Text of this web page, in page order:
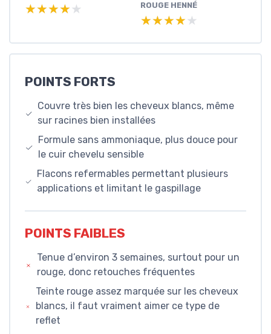
★★★★★
★★★★★
ROUGE HENNÉ
★★★★★
★★★★★
POINTS FORTS
Couvre très bien les cheveux blancs, même
sur racines bien installées
Formule sans ammoniaque, plus douce pour
le cuir chevelu sensible
Flacons refermables permettant plusieurs
applications et limitant le gaspillage
POINTS FAIBLES
Tenue d’environ 3 semaines, surtout pour un
rouge, donc retouches fréquentes
Teinte rouge assez marquée sur les cheveux
blancs, il faut vraiment aimer ce type de
reflet